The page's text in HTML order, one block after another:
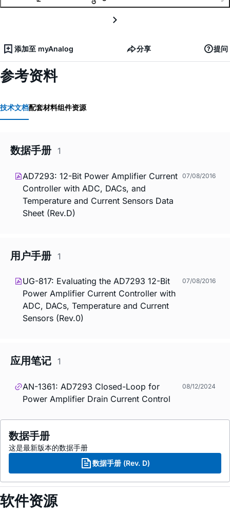
添加至 myAnalog 分享 提问
参考资料
技术文档配套材料组件资源
数据手册 1
AD7293: 12-Bit Power Amplifier Current
Controller with ADC, DACs, and
Temperature and Current Sensors Data
Sheet (Rev.D)
07/08/2016
用户手册 1
UG-817: Evaluating the AD7293 12-Bit
Power Amplifier Current Controller with
ADC, DACs, Temperature and Current
Sensors (Rev.0)
07/08/2016
应用笔记 1
AN-1361: AD7293 Closed-Loop for
Power Amplifier Drain Current Control
08/12/2024
数据手册
这是最新版本的数据手册
数据手册 (Rev. D)
软件资源